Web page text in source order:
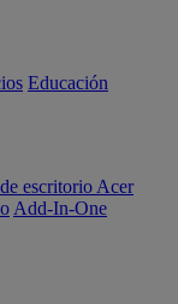
Educación
escritorio Acer
Add-In-One